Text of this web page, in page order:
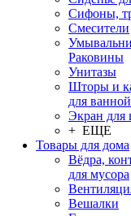
Сифоны,
Смесители
Раковины
Унитазы
Шторы и
для ванной
Экран для
+ ЕЩЕ
Товары для дома
Вёдра,
для мусора
Вешалки